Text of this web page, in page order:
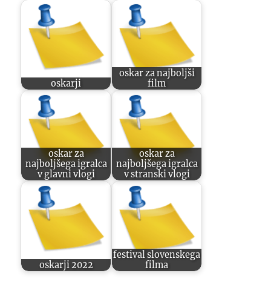
oskarji
oskar za najboljši
film
oskar za
najboljšega igralca
v glavni vlogi
oskar za
najboljšega igralca
v stranski vlogi
oskarji 2022
festival slovenskega
filma